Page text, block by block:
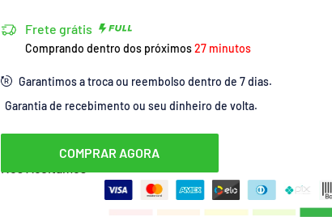
Frete grátis
Comprando dentro dos próximos27 minutos
Garantimos a troca ou reembolso dentro de 7 dias.
Garantia de recebimento ou seu dinheiro de volta.
COMPRAR AGORA
Nós Aceitamos